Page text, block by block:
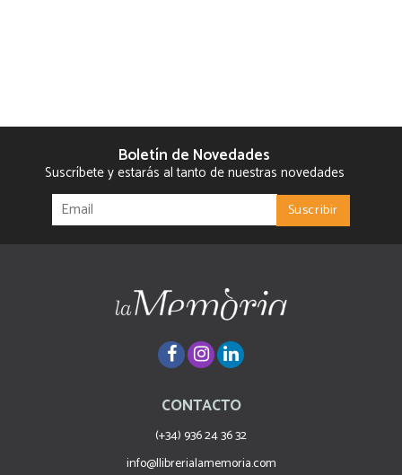
Boletín de Novedades
Suscríbete y estarás al tanto de nuestras novedades
CONTACTO
(+34) 936 24 36 32
info@llibrerialamemoria.com